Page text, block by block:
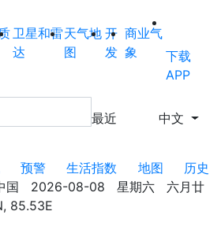
卫星和雷
达
天气地
图
开
发
商业气
象
下载
APP
最近 中文
预警 生活指数 地图
历史
中国 2026-08-08 星期六 六月廿
85.53E